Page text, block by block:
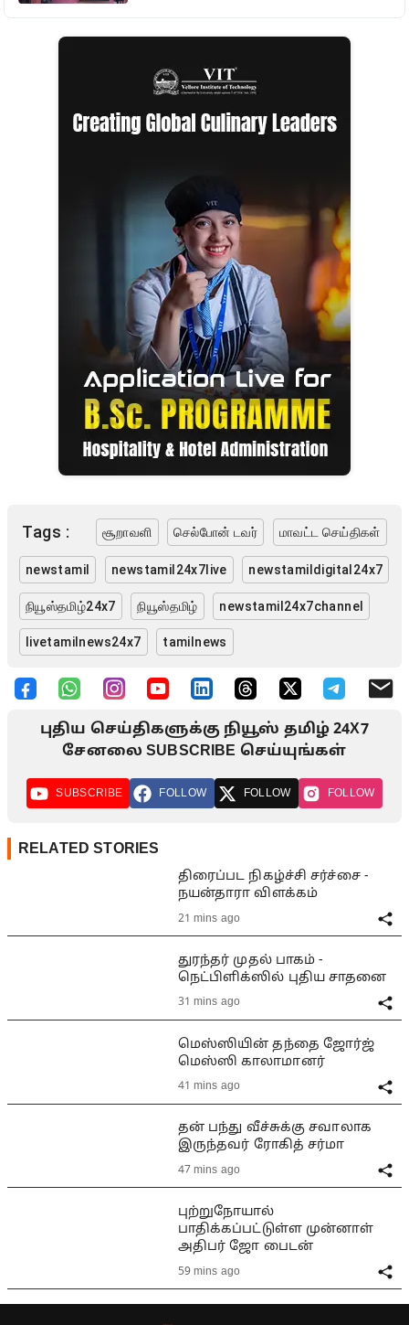
Tags : சூறாவளி செல்போன் டவர் மாவட்ட செய்திகள்
newstamil newstamil24x7live newstamildigital24x7
நியூஸ்தமிழ்24x7 நியூஸ்தமிழ் newstamil24x7channel
livetamilnews24x7 tamilnews
புதிய செய்திகளுக்கு நியூஸ் தமிழ் 24X7
சேனலை SUBSCRIBE செய்யுங்கள்
SUBSCRIBE FOLLOW FOLLOW FOLLOW
RELATED STORIES
திரைப்பட நிகழ்ச்சி சர்ச்சை -
நயன்தாரா விளக்கம்
21 mins ago
துரந்தர் முதல் பாகம் -
நெட்பிளிக்ஸில் புதிய சாதனை
31 mins ago
மெஸ்ஸியின் தந்தை ஜோர்ஜ்
மெஸ்ஸி காலாமானர்
41 mins ago
தன் பந்து வீச்சுக்கு சவாலாக
இருந்தவர் ரோகித் சர்மா
47 mins ago
புற்றுநோயால்
பாதிக்கப்பட்டுள்ள முன்னாள்
அதிபர் ஜோ பைடன்
59 mins ago